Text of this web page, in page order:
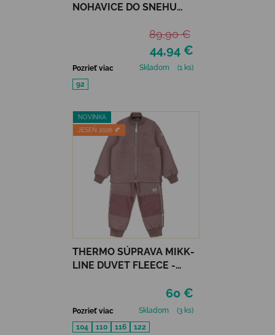
NOHAVICE DO SNEHU
44,94 €
89,90 €
Pozrieť viac Skladom
(1 ks)
92
NOVINKA
JESEŇ 2026 🍂
THERMO SÚPRAVA MIKK-
LINE DUVET FLEECE -
60 €
Pozrieť viac Skladom
(3 ks)
104
110 116
122